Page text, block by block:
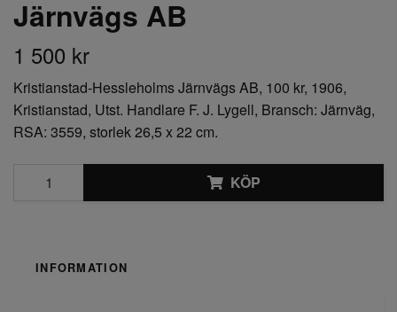
Järnvägs AB
1 500 kr
Kristianstad-Hessleholms Järnvägs AB, 100 kr, 1906,
Kristianstad, Utst. Handlare F. J. Lygell, Bransch: Järnväg,
RSA: 3559, storlek 26,5 x 22 cm.
KÖP
INFORMATION